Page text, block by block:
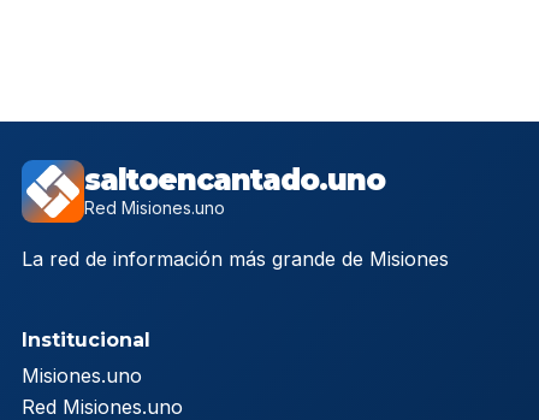
saltoencantado.uno
Red Misiones.uno
La red de información más grande de Misiones
Institucional
Misiones.uno
Red Misiones.uno